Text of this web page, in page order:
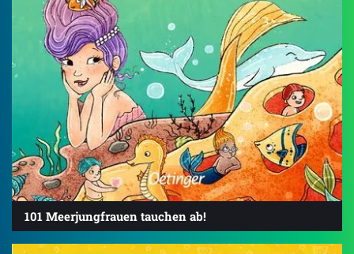
101 Meerjungfrauen tauchen ab!